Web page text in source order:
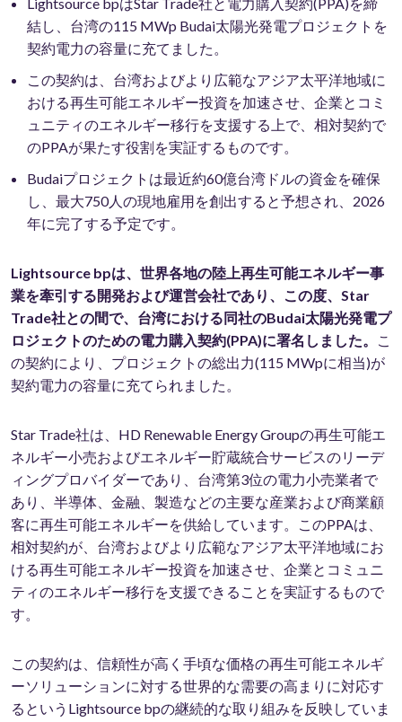
Lightsource bpはStar Trade社と電力購入契約(PPA)を締
結し、台湾の115 MWp Budai太陽光発電プロジェクトを
契約電力の容量に充てました。
この契約は、台湾およびより広範なアジア太平洋地域に
おける再生可能エネルギー投資を加速させ、企業とコミ
ュニティのエネルギー移行を支援する上で、相対契約で
のPPAが果たす役割を実証するものです。
Budaiプロジェクトは最近約60億台湾ドルの資金を確保
し、最大750人の現地雇用を創出すると予想され、2026
年に完了する予定です。
Lightsource bpは、世界各地の陸上再生可能エネルギー事
業を牽引する開発および運営会社であり、この度、Star
Trade社との間で、台湾における同社のBudai太陽光発電プ
ロジェクトのための電力購入契約(PPA)に署名しました。
こ
の契約により、プロジェクトの総出力(115 MWpに相当)が
契約電力の容量に充てられました。
Star Trade社は、HD Renewable Energy Groupの再生可能エ
ネルギー小売およびエネルギー貯蔵統合サービスのリーデ
ィングプロバイダーであり、台湾第3位の電力小売業者で
あり、半導体、金融、製造などの主要な産業および商業顧
客に再生可能エネルギーを供給しています。このPPAは、
相対契約が、台湾およびより広範なアジア太平洋地域にお
ける再生可能エネルギー投資を加速させ、企業とコミュニ
ティのエネルギー移行を支援できることを実証するもので
す。
この契約は、信頼性が高く手頃な価格の再生可能エネルギ
ーソリューションに対する世界的な需要の高まりに対応す
るというLightsource bpの継続的な取り組みを反映していま